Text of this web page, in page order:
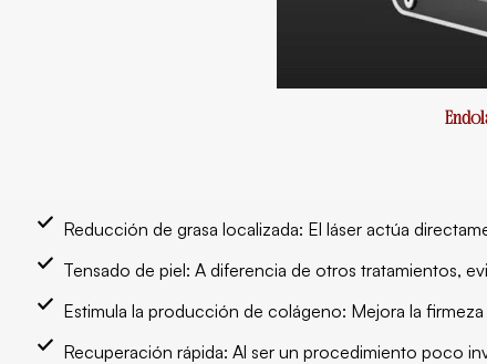
Reducción de grasa localizada: El láser actúa
Tensado de piel: A diferencia de otros tratamientos,
Estimula la producción de colágeno: Mejora la firmeza
Recuperación rápida: Al ser un procedimiento poco